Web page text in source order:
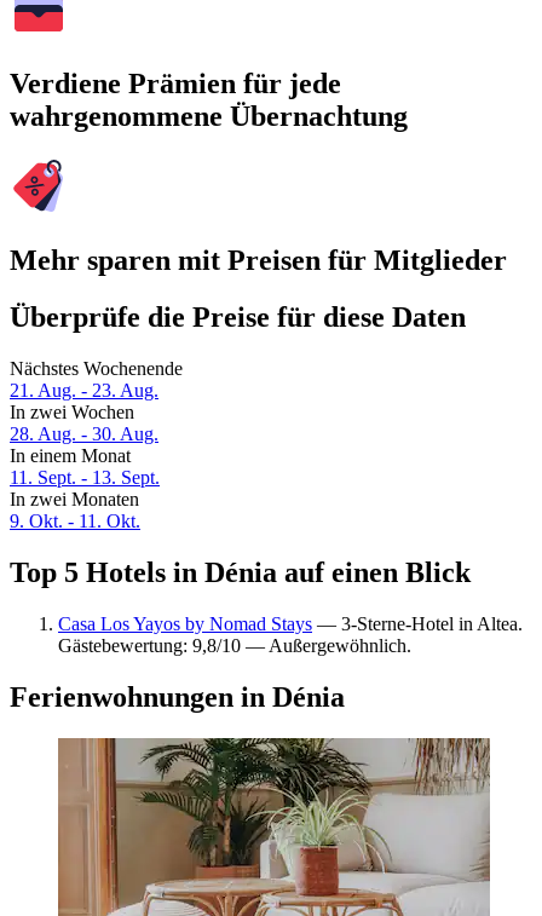
Verdiene Prämien für jede
wahrgenommene Übernachtung
Mehr sparen mit Preisen für Mitglieder
Überprüfe die Preise für diese Daten
Nächstes Wochenende
21. Aug. - 23. Aug.
In zwei Wochen
28. Aug. - 30. Aug.
In einem Monat
11. Sept. - 13. Sept.
In zwei Monaten
9. Okt. - 11. Okt.
Top 5 Hotels in Dénia auf einen Blick
Casa Los Yayos by Nomad Stays — 3-Sterne-Hotel in Altea.
Gästebewertung: 9,8/10 — Außergewöhnlich.
Ferienwohnungen in Dénia